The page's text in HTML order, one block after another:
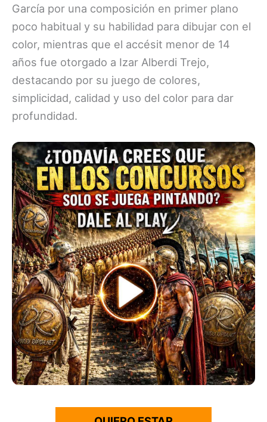
García por una composición en primer plano
poco habitual y su habilidad para dibujar con el
color, mientras que el accésit menor de 14
años fue otorgado a Izar Alberdi Trejo,
destacando por su juego de colores,
simplicidad, calidad y uso del color para dar
profundidad.